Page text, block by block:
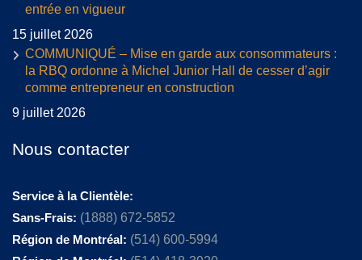
entrée en vigueur
15 juillet 2026
COMMUNIQUÉ – Mise en garde aux consommateurs :
la RBQ ordonne à Michel Junior Hall de cesser d’agir
comme entrepreneur en construction
9 juillet 2026
Nous contacter
Service à la Clientèle:
Sans-Frais: (1888) 672-5852
Région de Montréal: (514) 600-5994